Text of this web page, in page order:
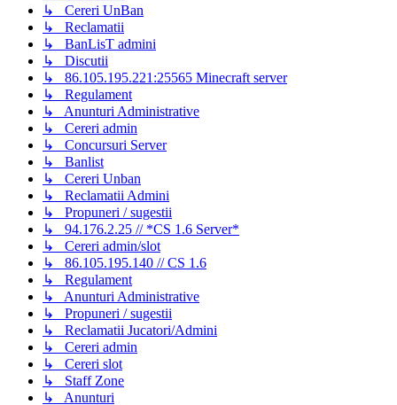
↳ Cereri UnBan
↳ Reclamatii
↳ BanLisT admini
↳ Discutii
↳ 86.105.195.221:25565 Minecraft server
↳ Regulament
↳ Anunturi Administrative
↳ Cereri admin
↳ Concursuri Server
↳ Banlist
↳ Cereri Unban
↳ Reclamatii Admini
↳ Propuneri / sugestii
↳ 94.176.2.25 // *CS 1.6 Server*
↳ Cereri admin/slot
↳ 86.105.195.140 // CS 1.6
↳ Regulament
↳ Anunturi Administrative
↳ Propuneri / sugestii
↳ Reclamatii Jucatori/Admini
↳ Cereri admin
↳ Cereri slot
↳ Staff Zone
↳ Anunturi